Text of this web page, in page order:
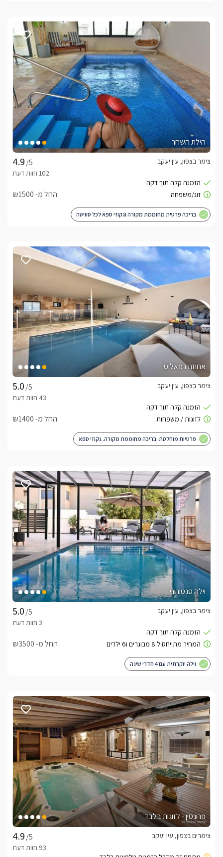
הילת השחר
/5
צימר בצפון, עין יעקב
החל מ- ₪1500
בריכה פרטית מחוממת מקורה וגקוזי ספא לכל סוויטה
אחוזת רפאליס
/5
צימר בצפון, עין יעקב
החל מ- ₪1400
פרטיות מוחלטת. בריכה מחוממת מקורה. גקוזי ספא
וילה סנטוריני
/5
צימר בצפון, עין יעקב
החל מ- ₪3500
וילה יוקרתית עם 4 חדרי שינה
פרונסין - לזוגות בלבד
/5
צימרים בצפון, עין יעקב